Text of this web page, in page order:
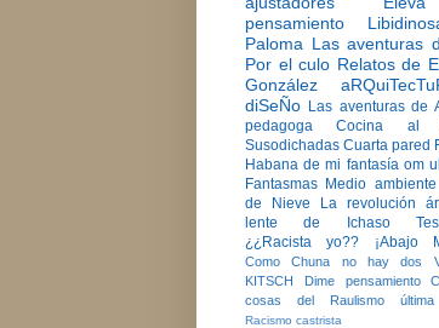
pensamiento
Paloma Las aventuras
Por el culo Relatos de
González
diSeÑo Las aventuras de
pedagoga
Cocina al
Susodichadas Cuarta pared
Habana de mi fantasía om
Fantasmas Medio ambiente
de Nieve
La revolución
lente de Ichaso
¿¿Racista yo??
¡Abajo
Como Chuna no hay dos
KITSCH
Dime pensamiento
cosas del Raulismo
Racismo castrista